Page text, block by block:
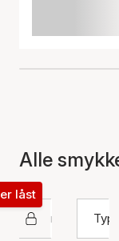
Alle
Nuni
låst
Type